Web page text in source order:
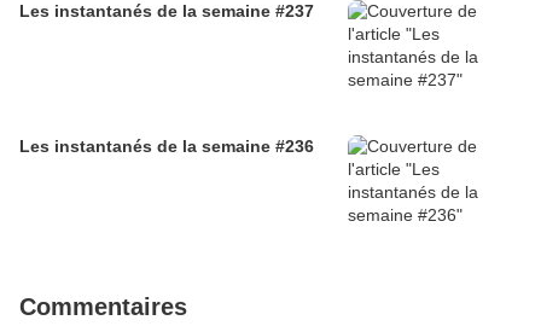
Les instantanés de la semaine #237
Les instantanés de la semaine #236
Commentaires